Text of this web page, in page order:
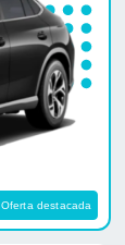
Oferta destacada